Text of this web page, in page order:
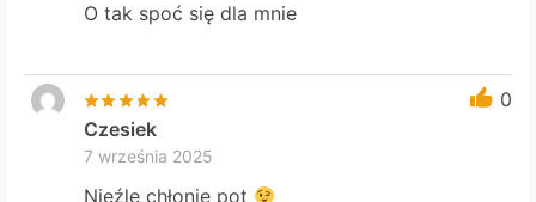
O tak spoć się dla mnie
0
Czesiek
7 września 2025
Nieźle chłonie pot